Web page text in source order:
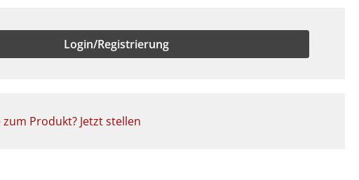
Meistervlies Creativ
Meistervlies Pure
Login/Registrierung
zum Produkt? Jetzt stellen